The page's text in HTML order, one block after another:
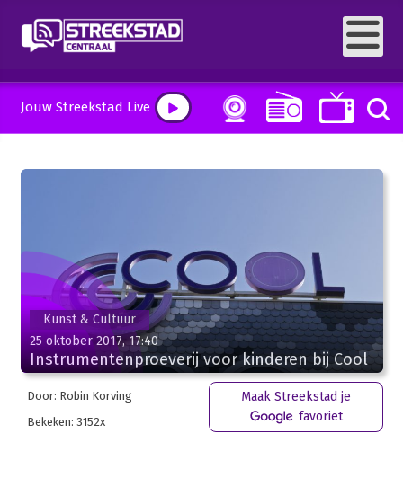
Jouw Streekstad Live
Kunst & Cultuur
25 oktober 2017, 17:40
Instrumentenproeverij voor kinderen bij Cool
Door: Robin Korving
Bekeken: 3152x
Maak Streekstad je
favoriet